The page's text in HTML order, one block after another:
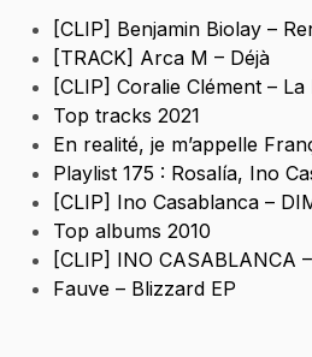
[CLIP] Benjamin Biolay –
[TRACK] Arca M – Déjà
[CLIP] Coralie Clément –
Top tracks 2021
En realité, je m’appelle
Playlist 175 : Rosalía, Ino
[CLIP] Ino Casablanca –
Top albums 2010
[CLIP] INO CASABLANCA
Fauve – Blizzard EP